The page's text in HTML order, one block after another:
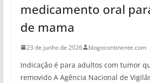
medicamento oral
de mama
23 de junho de 2026 blogocontinente.com
Indicação é para adultos com tumor
removido A Agência Nacional de